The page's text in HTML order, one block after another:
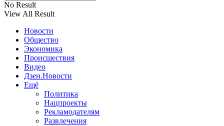
No Result
View All Result
Новости
Общество
Экономика
Происшествия
Видео
Дзен.Новости
Ещё
Политика
Нацпроекты
Рекламодателям
Развлечения